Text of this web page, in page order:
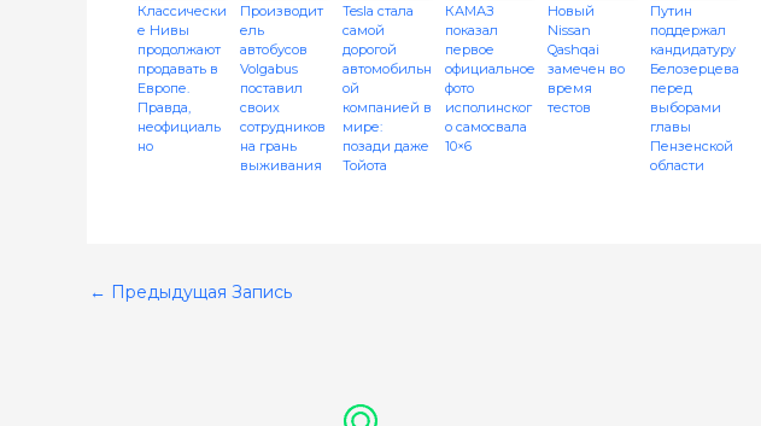
Классически
е Нивы
продолжают
продавать в
Европе.
Правда,
неофициаль
но
Производит
ель
автобусов
Volgabus
поставил
своих
сотрудников
на грань
выживания
Tesla стала
самой
дорогой
автомобильн
ой
компанией в
мире:
позади даже
Тойота
КАМАЗ
показал
первое
официальное
фото
исполинског
о самосвала
10×6
Новый
Nissan
Qashqai
замечен во
время
тестов
Путин
поддержал
кандидатуру
Белозерцева
перед
выборами
главы
Пензенской
области
← Предыдущая Запись